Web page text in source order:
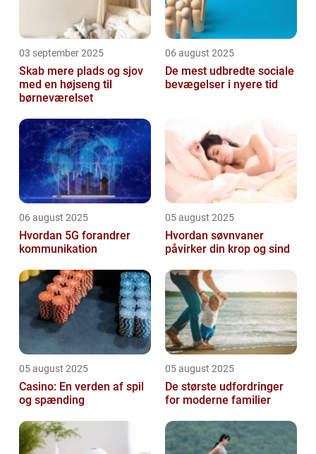
03 september 2025
Skab mere plads og sjov
med en højseng til
børneværelset
06 august 2025
De mest udbredte sociale
bevægelser i nyere tid
06 august 2025
Hvordan 5G forandrer
kommunikation
05 august 2025
Hvordan søvnvaner
påvirker din krop og sind
05 august 2025
Casino: En verden af spil
og spænding
05 august 2025
De største udfordringer
for moderne familier